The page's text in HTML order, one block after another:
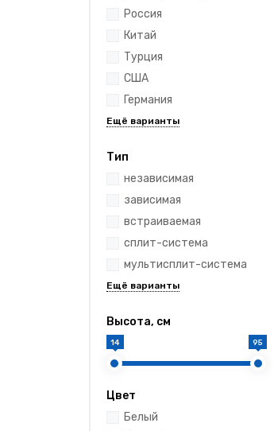
Россия
Китай
Турция
США
Германия
Тип
независимая
зависимая
встраиваемая
сплит-система
мультисплит-система
Высота, см
14 95
Цвет
Белый